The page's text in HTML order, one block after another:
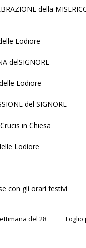
della
Lodiore
delSIGNORE
Lodiore
del SIGNORE
in Chiesa
Lodiore
con gli orari festivi
del 28